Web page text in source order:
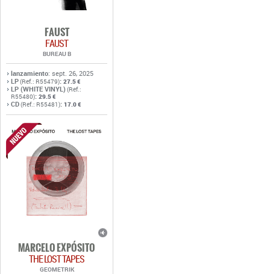
FAUST
FAUST
BUREAU B
lanzamiento: sept. 26, 2025
LP(Ref.: R55479): 27.5 €
LP (WHITE VINYL)(Ref.:
R55480): 29.5 €
CD(Ref.: R55481): 17.0 €
MARCELO EXPÓSITO
THE LOST TAPES
GEOMETRIK